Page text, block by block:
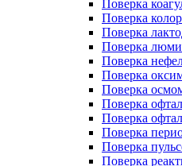
Поверка
Поверка
Поверка
Поверка
Поверка
Поверка
Поверка
Поверка
Поверка
Поверка
Поверка
Поверка